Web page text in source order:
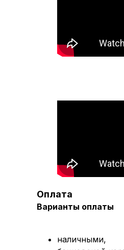
Оплата
Варианты оплаты
наличными,